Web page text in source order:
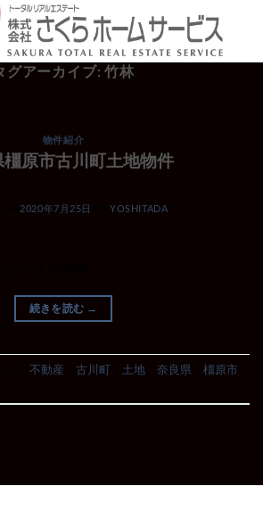
グアーカイブ:竹林
物件紹介
原市古川町土地物件
2020年7月25日 BYYOSHITADA
て土地物件
続きを読む →
不動産 古川町 土地 奈良県 橿原市